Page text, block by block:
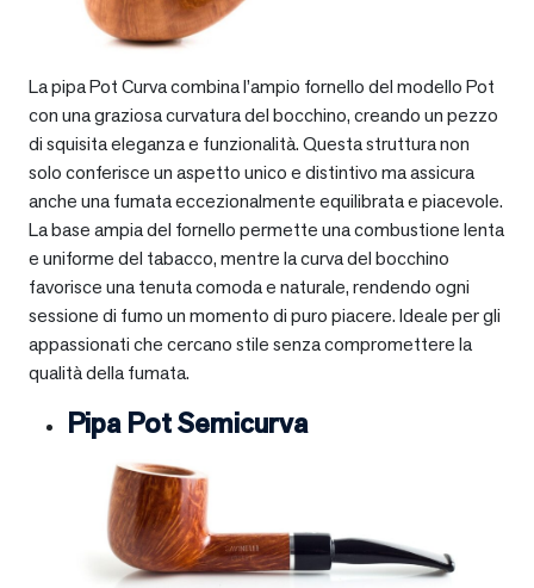
La pipa Pot Curva combina l’ampio fornello del modello Pot
con una graziosa curvatura del bocchino, creando un pezzo
di squisita eleganza e funzionalità. Questa struttura non
solo conferisce un aspetto unico e distintivo ma assicura
anche una fumata eccezionalmente equilibrata e piacevole.
La base ampia del fornello permette una combustione lenta
e uniforme del tabacco, mentre la curva del bocchino
favorisce una tenuta comoda e naturale, rendendo ogni
sessione di fumo un momento di puro piacere. Ideale per gli
appassionati che cercano stile senza compromettere la
qualità della fumata.
Pipa Pot Semicurva